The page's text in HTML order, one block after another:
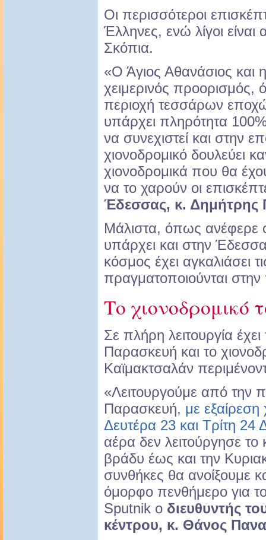
Οι περισσότεροι
Έλληνες, ενώ λίγοι
Σκόπια.
«Ο Άγιος Αθανάσιος και
χειμερινός προορισμός,
περιοχή τεσσάρων
υπάρχει πληρότητα 100%
να συνεχιστεί και στην
χιονοδρομικό δουλεύει
χιονοδρομικά που θα
να το χαρούν οι
Έδεσσας, κ. Δημήτρης
Μάλιστα, όπως ανέφερε ο
υπάρχει και στην
κόσμος έχει αγκαλιάσει
πραγματοποιούνται
Το χιονοδρομικό
Σε πλήρη λειτουργία
Παρασκευή και το
Καϊμακτσαλάν
«Λειτουργούμε από την
Παρασκευή, με
Δευτέρα 23 και Τρίτη 24
αέρα δεν λειτούργησε το
βράδυ έως και την
συνθήκες θα ανοίξουμε
όμορφο πενθήμερο για
Sputnik ο διευθυντής
κέντρου, κ. Θάνος